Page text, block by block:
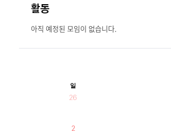
활동
아직 예정된 모임이 없습니다.
일
26
2